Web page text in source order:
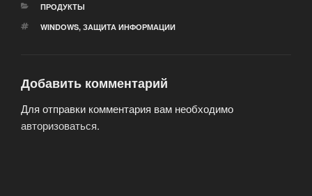
РУБРИКИ
ПРОДУКТЫ
МЕТКИ
WINDOWS, ЗАЩИТА ИНФОРМАЦИИ
Добавить комментарий
Для отправки комментария вам необходимо
авторизоваться.